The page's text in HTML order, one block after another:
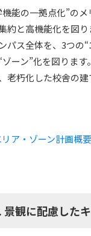
機能の一拠点化”の
約と高機能化を図り
パス全体を、3つの
ーン”化を図ります。
老朽化した校舎の
リア・ゾーン計画概
景観に配慮した